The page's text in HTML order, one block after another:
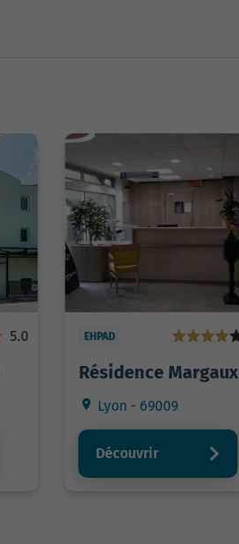
5.0 EHPAD
Résidence Margaux
Lyon - 69009
Découvrir